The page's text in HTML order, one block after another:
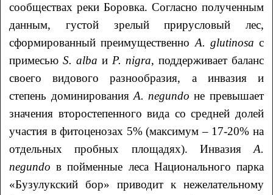
сообществах реки Боровка. Согласно полученным
данным, густой зрелый прирусловый лес,
сформированный преимущественно A. glutinosa с
примесьюS. alba и P. nigra, поддерживает баланс
своего видового разнообразия, а инвазия и
степень доминирования A. negundo не превышает
значения второстепенного вида со средней долей
участия в фитоценозах 5% (максимум – 17-20% на
отдельных пробных площадях). Инвазия A.
negundo в пойменные леса Национального парка
«Бузулукский бор» приводит к нежелательному